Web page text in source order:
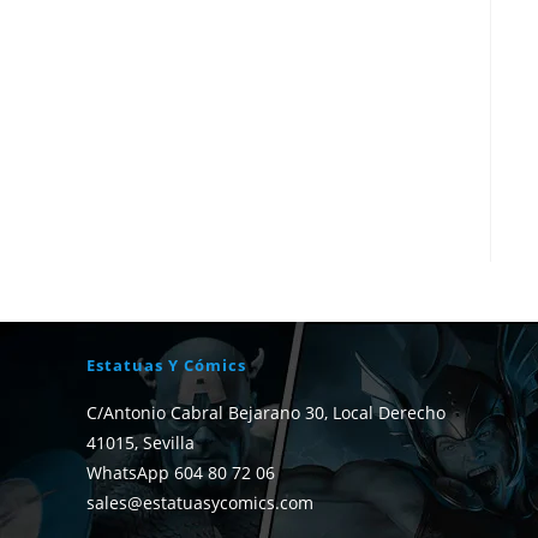
Estatuas Y Cómics
C/Antonio Cabral Bejarano 30, Local Derecho
41015, Sevilla
WhatsApp 604 80 72 06
sales@estatuasycomics.com